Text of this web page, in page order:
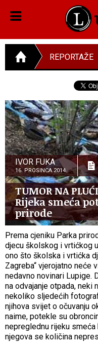
REPORTAŽE
IVOR FUKA
16. PROSINCA 2014.
TUMOR NA
Rijeka smeća
prirode
Prema cjeniku Parka
djecu školskog i vrtićkog
ono što školska i vrtićka
Zagreba“ vjerojatno neće
nedavno novinari Lupige.
na odvajanje otpada, neki
nekoliko sljedećih
njihova svijet o očuvanju
naime, potekle su
nepreglednu rijeku
njegova se količina